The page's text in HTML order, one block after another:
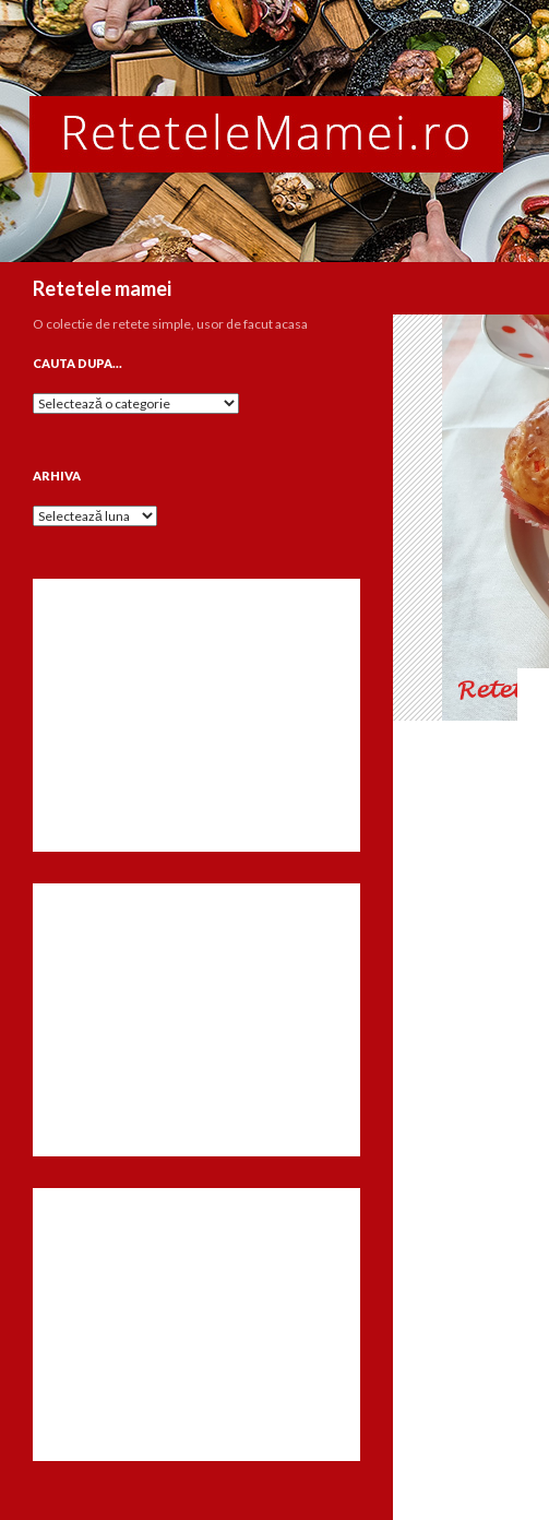
Retetele mamei
O colectie de retete simple, usor de facut acasa
CAUTA DUPA…
Cauta
ARHIVA
Arhiva